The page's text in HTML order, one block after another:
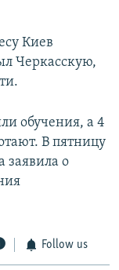
Киев
Черкасскую,
обучения, а 4
В пятницу
заявила о
Follow us